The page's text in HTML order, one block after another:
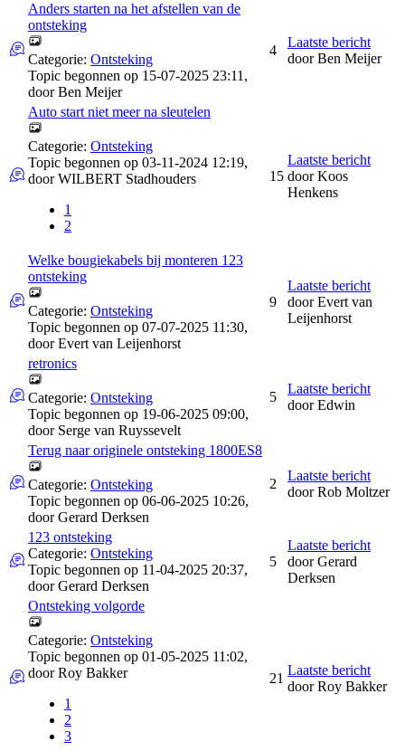
Anders starten na het afstellen van de
ontsteking
Categorie: Ontsteking
Topic begonnen op 15-07-2025 23:11,
doorBen Meijer
4
Laatste bericht
doorBen Meijer
Auto start niet meer na sleutelen
Categorie: Ontsteking
Topic begonnen op 03-11-2024 12:19,
doorWILBERT Stadhouders
1
2
15
Laatste bericht
doorKoos
Henkens
Welke bougiekabels bij monteren 123
ontsteking
Categorie: Ontsteking
Topic begonnen op 07-07-2025 11:30,
doorEvert van Leijenhorst
9
Laatste bericht
doorEvert van
Leijenhorst
retronics
Categorie: Ontsteking
Topic begonnen op 19-06-2025 09:00,
door Serge van Ruyssevelt
5
Laatste bericht
doorEdwin
Terug naar originele ontsteking 1800ES8
Categorie: Ontsteking
Topic begonnen op 06-06-2025 10:26,
doorGerard Derksen
2
Laatste bericht
doorRob Moltzer
123 ontsteking
Categorie: Ontsteking
Topic begonnen op 11-04-2025 20:37,
doorGerard Derksen
5
Laatste bericht
doorGerard
Derksen
Ontsteking volgorde
Categorie: Ontsteking
Topic begonnen op 01-05-2025 11:02,
doorRoy Bakker
1
2
3
21
Laatste bericht
doorRoy Bakker